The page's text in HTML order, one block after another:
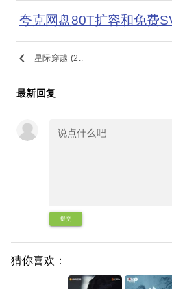
夸克网盘80T扩容和免费
keyboard_arrow_left 星际穿越 (2..
最新回复
提交
猜你喜欢：